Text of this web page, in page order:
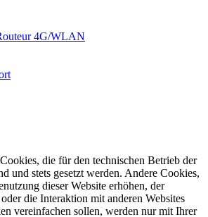
4G/WLAN
die für den technischen Betrieb der
und stets gesetzt werden. Andere Cookies,
dieser Website erhöhen, der
die Interaktion mit anderen Websites
vereinfachen sollen, werden nur mit Ihrer